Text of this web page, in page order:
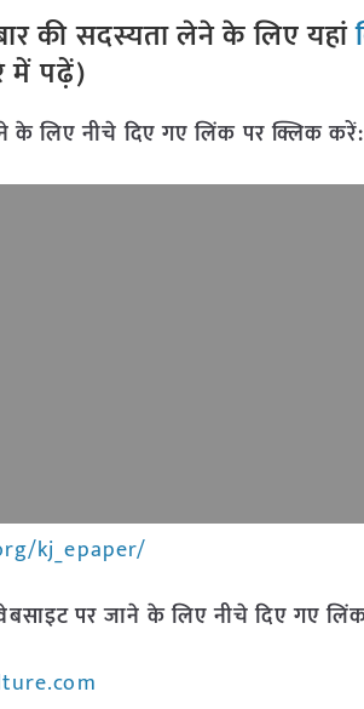
की सदस्यता लेने के लिए यहां
में पढ़ें)
लिए नीचे दिए गए लिंक पर क्लिक करें:
kj_epaper/
पर जाने के लिए नीचे दिए गए